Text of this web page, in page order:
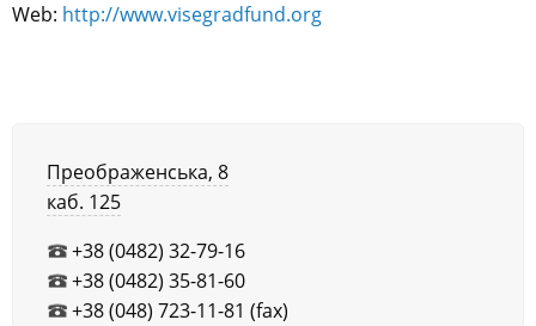
Web: http://www.visegradfund.org
Преображенська, 8
каб. 125
+38 (0482) 32-79-16
+38 (0482) 35-81-60
+38 (048) 723-11-81 (fax)